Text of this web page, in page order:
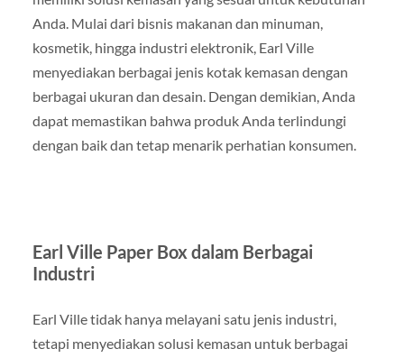
Anda. Mulai dari bisnis makanan dan minuman,
kosmetik, hingga industri elektronik, Earl Ville
menyediakan berbagai jenis kotak kemasan dengan
berbagai ukuran dan desain. Dengan demikian, Anda
dapat memastikan bahwa produk Anda terlindungi
dengan baik dan tetap menarik perhatian konsumen.
Earl Ville Paper Box dalam Berbagai
Industri
Earl Ville tidak hanya melayani satu jenis industri,
tetapi menyediakan solusi kemasan untuk berbagai